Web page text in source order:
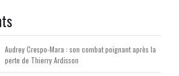
Audrey Crespo-Mara : son combat poignant après la
perte de Thierry Ardisson